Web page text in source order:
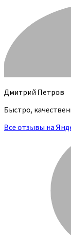
Дмитрий Петров
Быстро,
Все отзывы на